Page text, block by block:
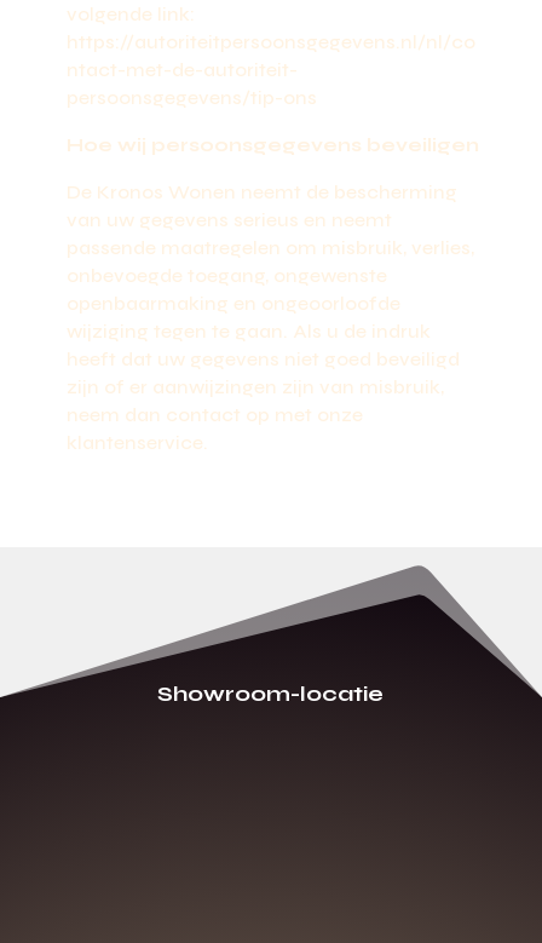
volgende link:
https://autoriteitpersoonsgegevens.nl/nl/co
ntact-met-de-autoriteit-
persoonsgegevens/tip-ons
Hoe wij persoonsgegevens beveiligen
De Kronos Wonen neemt de bescherming
van uw gegevens serieus en neemt
passende maatregelen om misbruik, verlies,
onbevoegde toegang, ongewenste
openbaarmaking en ongeoorloofde
wijziging tegen te gaan. Als u de indruk
heeft dat uw gegevens niet goed beveiligd
zijn of er aanwijzingen zijn van misbruik,
neem dan contact op met onze
klantenservice.
Showroom-locatie